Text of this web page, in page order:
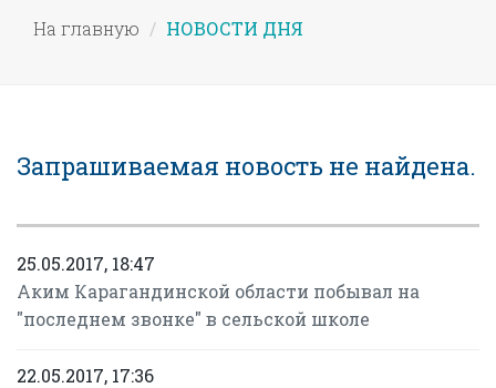
На главную НОВОСТИ ДНЯ
Запрашиваемая новость не найдена.
25.05.2017, 18:47
Аким Карагандинской области побывал на
"последнем звонке" в сельской школе
22.05.2017, 17:36